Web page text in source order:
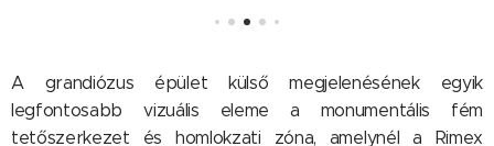
A grandiózus épület külső megjelenésének egyik
legfontosabb vizuális eleme a monumentális fém
tetőszerkezet és homlokzati zóna, amelynél a Rimex